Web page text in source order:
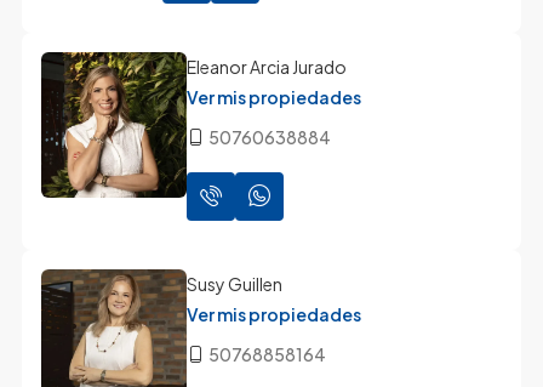
Eleanor Arcia Jurado
Ver mis propiedades
50760638884
Susy Guillen
Ver mis propiedades
50768858164